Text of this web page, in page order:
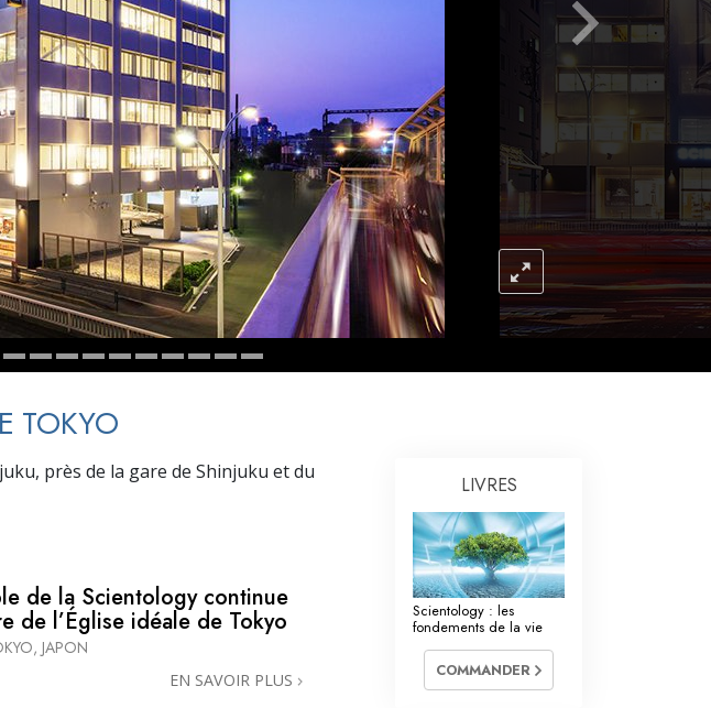
Des outils pour le monde du travail
L’éthique et les conditions
La raison de l’oppression
Les investigations
Les fondements de l’organisation
TOKYO
près de la gare de Shinjuku et du
de la Scientology continue
de l’Église idéale de Tokyo
JAPON
EN SAVOIR PLUS
LIVRES
Scientology : les
fondements de la vie
COMMANDER